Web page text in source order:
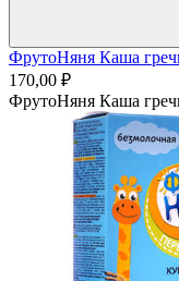
ФрутоНяня Каша
170,00 ₽
ФрутоНяня Каша